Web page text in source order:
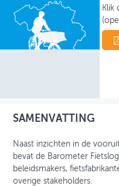
GEBRUIKER
Klik
SAMENVATTING
Naast inzichten in de
bevat de Barometer
beleidsmakers,
overige stakeholders.